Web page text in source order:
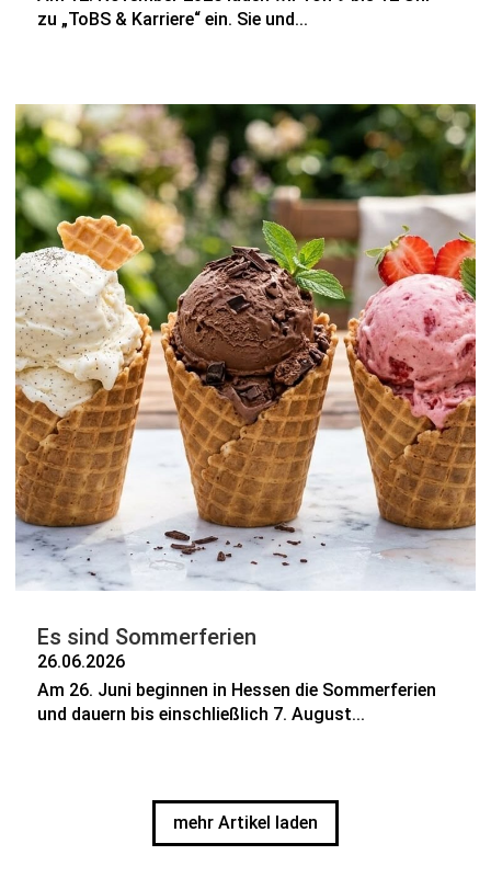
zu „ToBS & Karriere“ ein. Sie und...
Es sind Sommerferien
26.06.2026
Am 26. Juni beginnen in Hessen die Sommerferien
und dauern bis einschließlich 7. August...
mehr Artikel laden